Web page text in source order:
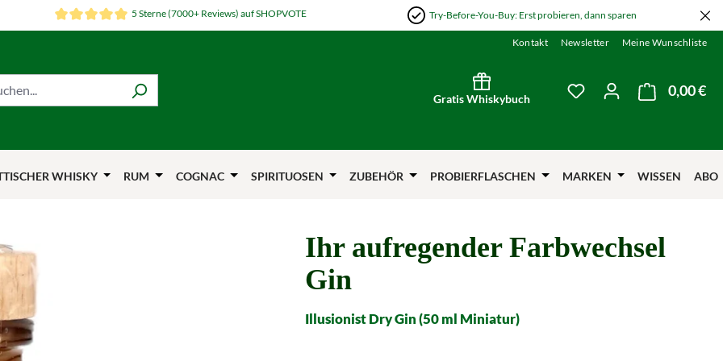
5 Sterne (7000+ Reviews) auf SHOPVOTE Try-Before-You-Buy: Erst probieren, dann sparen
Kontakt Newsletter Meine Wunschliste
Gratis Whiskybuch
Du hast 0 Produkte
0,00 €
WHISKY RUM COGNAC SPIRITUOSEN ZUBEHÖR PROBIERFLASCHEN MARKEN WISSEN ABO
Ihr aufregender Farbwechsel
Gin
Illusionist Dry Gin (50 ml Miniatur)